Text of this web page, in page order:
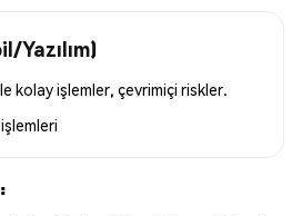
Yazılım)
kolay işlemler, çevrimiçi riskler.